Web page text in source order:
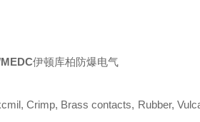
伊顿库柏防爆电气
Crimp, Brass contacts, Rubber,